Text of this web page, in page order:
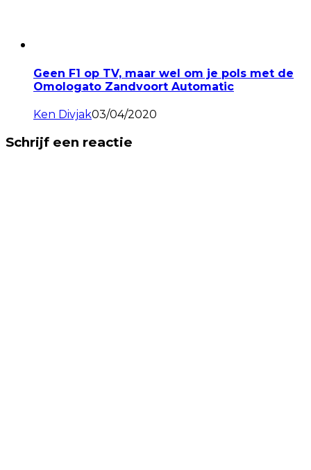
Geen F1 op TV, maar wel om je pols met de
Omologato Zandvoort Automatic
Ken Divjak03/04/2020
Schrijf een reactie